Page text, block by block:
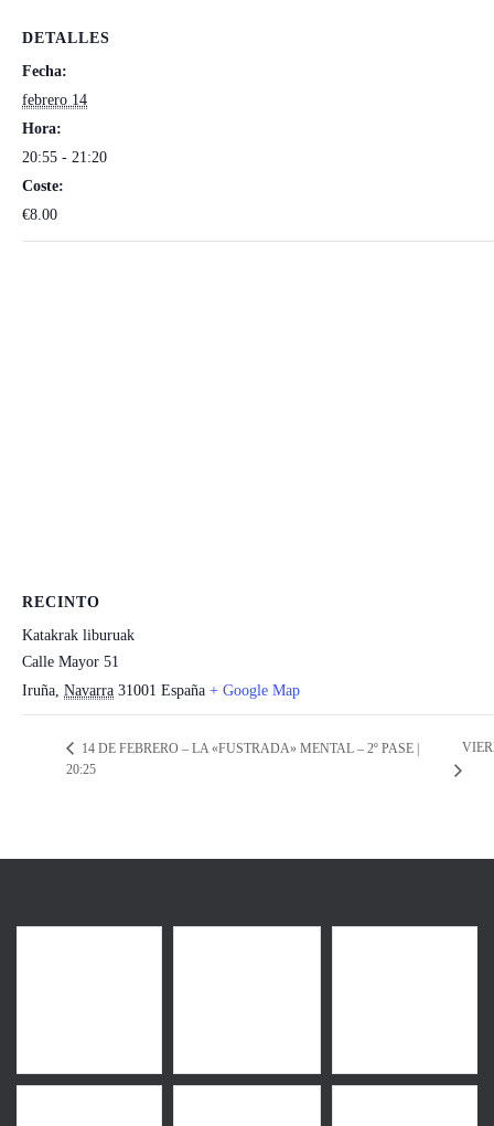
DETALLES
Fecha:
febrero 14
Hora:
20:55 - 21:20
Coste:
€8.00
RECINTO
Katakrak liburuak
Calle Mayor 51
Iruña, Navarra 31001 España + Google Map
14 DE FEBRERO – LA «FUSTRADA» MENTAL – 2º PASE |
20:25